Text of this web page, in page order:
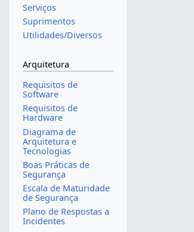
Serviços
Suprimentos
Utilidades/Diversos
Arquitetura
Requisitos de
Software
Requisitos de
Hardware
Diagrama de
Arquitetura e
Tecnologias
Boas Práticas de
Segurança
Escala de Maturidade
de Segurança
Plano de Respostas a
Incidentes